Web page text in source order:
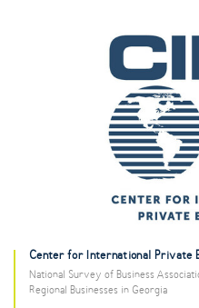
Center for International Private
National Survey of Business
Regional Businesses in Georgia